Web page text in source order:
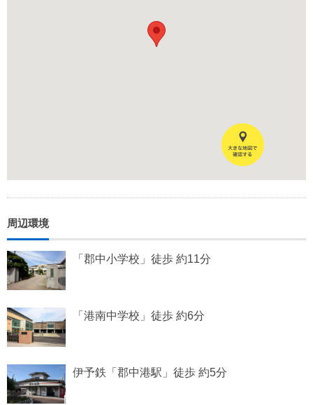
周辺環境
「郡中小学校」徒歩 約11分
「港南中学校」徒歩 約6分
伊予鉄「郡中港駅」徒歩 約5分